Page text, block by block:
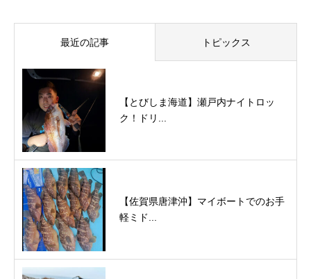
最近の記事 トピックス
【とびしま海道】瀬戸内ナイトロッ
ク！ドリ...
【佐賀県唐津沖】マイボートでのお手
軽ミド...